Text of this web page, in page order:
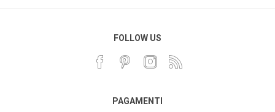
FOLLOW US
PAGAMENTI